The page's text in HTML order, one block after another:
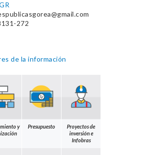
272
de la información
y
Presupuesto
Proyectos de
inversión e
Infobras